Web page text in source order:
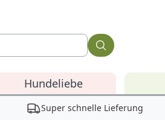
Hundeliebe
Super schnelle Lieferung